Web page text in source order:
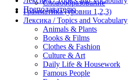
Преподавателю
Словообразование
Грамматика (уровни 1,2,3)
Лексика / Topics and Vocabulary
Animals & Plants
Books & Films
Clothes & Fashion
Culture & Art
Daily Life & Housework
Famous People